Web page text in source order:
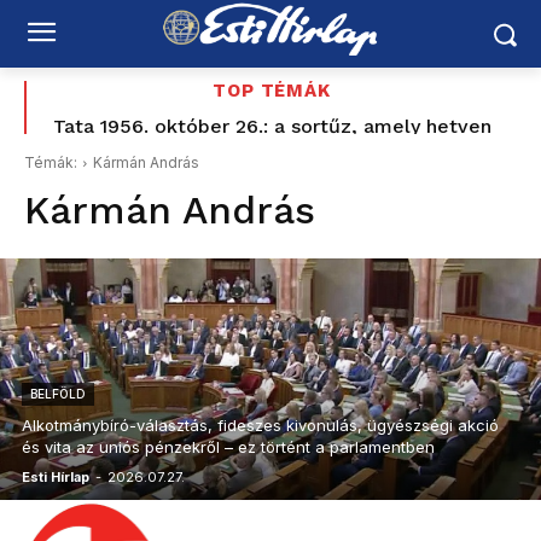
TOP TÉMÁK
Nagyon közel a hormuzi alku – de Irán már nem
akar visszatérni a régi rendszerhez
Témák: Kármán András
Kármán András
BELFÖLD
Alkotmánybíró-választás, fideszes kivonulás, ügyészségi akció
és vita az uniós pénzekről – ez történt a parlamentben
Esti Hírlap - 2026.07.27.